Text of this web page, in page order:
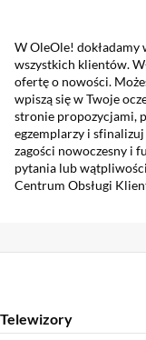
W OleOle! dokładamy
wszystkich klientów.
ofertę o nowości.
wpiszą się w Twoje
stronie propozycjami,
egzemplarzy i
zagości nowoczesny i
pytania lub
Centrum Obsługi
Telewizory